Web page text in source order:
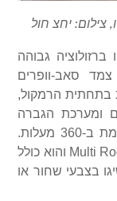
ברזולוציה גבוהה
צמד סאב-וופרים
בתחתית הרמקול,
איכותיות, 4 טוויטרים ומערכת הגברה
משובחת. כך מתקבלת חוויית שמע מושלמת ב-360 מעלות.
Multi והוא כולל
בצבעי שחור או